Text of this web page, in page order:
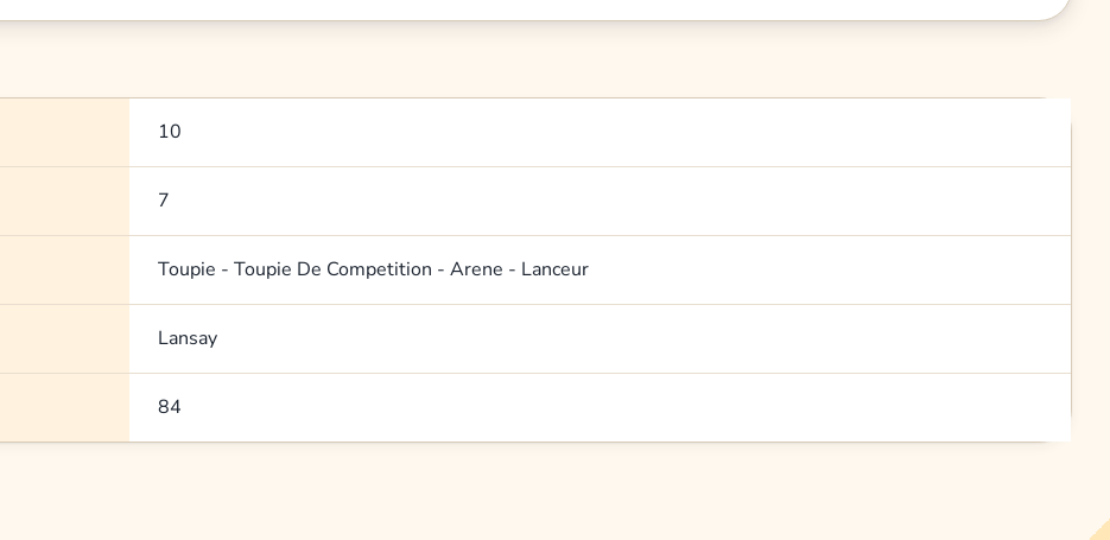
10
7
Toupie - Toupie De Competition - Arene - Lanceur
Lansay
84